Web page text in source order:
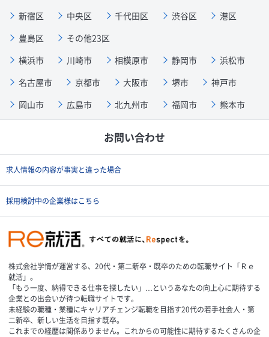
新宿区
中央区 千代田区 渋谷区
港区
豊島区
その他23区
横浜市
川崎市 相模原市 静岡市
浜松市
名古屋市
京都市 大阪市 堺市
神戸市
岡山市
広島市 北九州市 福岡市 熊本市
お問い合わせ
求人情報の内容が事実と違った場合
採用検討中の企業様はこちら
株式会社学情が運営する、20代・第二新卒・既卒のための転職サイト「Ｒｅ
就活」。
「もう一度、納得できる仕事を探したい」…というあなたの向上心に期待する
企業との出会いが待つ転職サイトです。
未経験の職種・業種にキャリアチェンジ転職を目指す20代の若手社会人・第
二新卒、新しい生活を目指す既卒。
これまでの経歴は関係ありません。これからの可能性に期待するたくさんの企